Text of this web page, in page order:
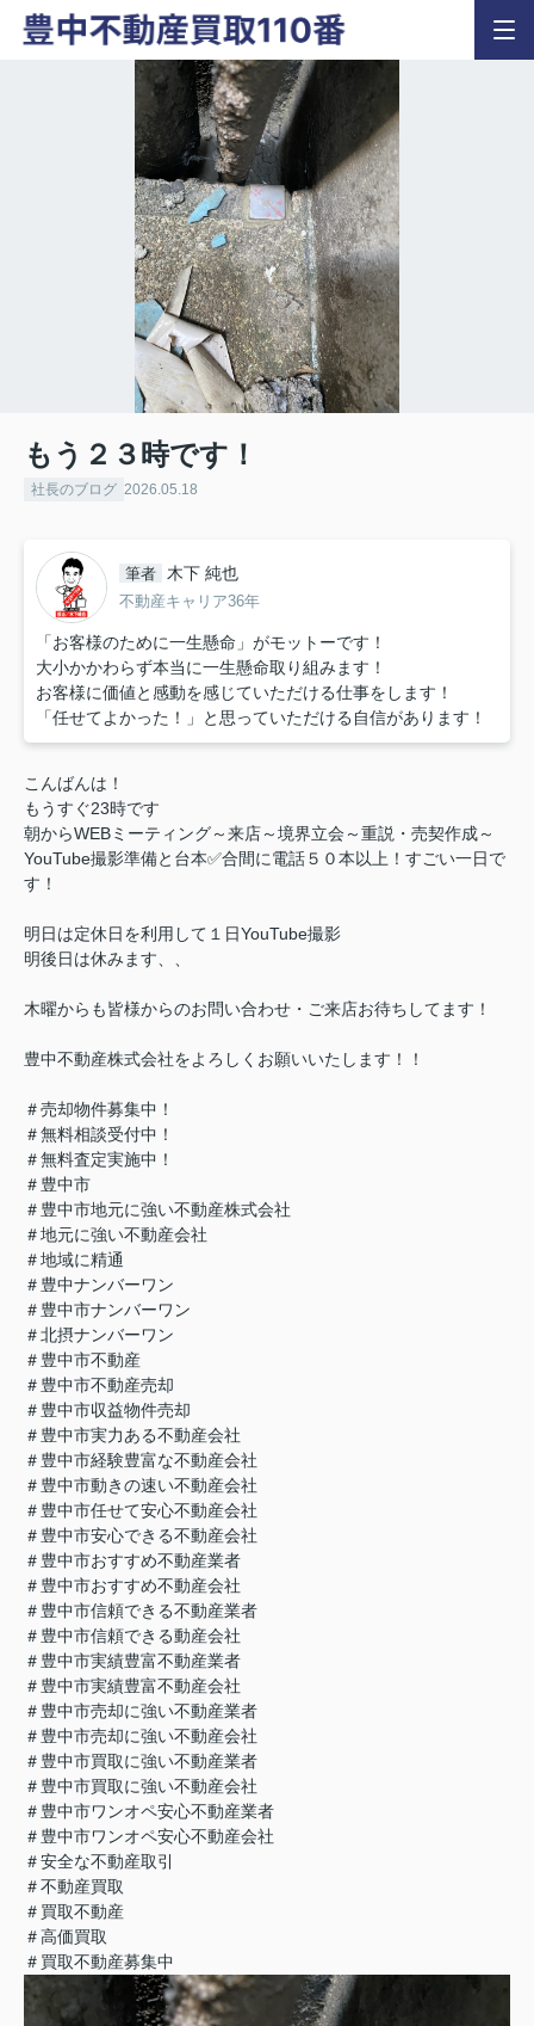
もう２３時です！
社長のブログ 2026.05.18
筆者 木下 純也
不動産キャリア36年
「お客様のために一生懸命」がモットーです！
大小かかわらず本当に一生懸命取り組みます！
お客様に価値と感動を感じていただける仕事をします！
「任せてよかった！」と思っていただける自信があります！
こんばんは！
もうすぐ23時です
朝からWEBミーティング～来店～境界立会～重説・売契作成～
YouTube撮影準備と台本✅合間に電話５０本以上！すごい一日で
す！
明日は定休日を利用して１日YouTube撮影
明後日は休みます、、
木曜からも皆様からのお問い合わせ・ご来店お待ちしてます！
豊中不動産株式会社をよろしくお願いいたします！！
＃売却物件募集中！
＃無料相談受付中！
＃無料査定実施中！
＃豊中市
＃豊中市地元に強い不動産株式会社
＃地元に強い不動産会社
＃地域に精通
＃豊中ナンバーワン
＃豊中市ナンバーワン
＃北摂ナンバーワン
＃豊中市不動産
＃豊中市不動産売却
＃豊中市収益物件売却
＃豊中市実力ある不動産会社
＃豊中市経験豊富な不動産会社
＃豊中市動きの速い不動産会社
＃豊中市任せて安心不動産会社
＃豊中市安心できる不動産会社
＃豊中市おすすめ不動産業者
＃豊中市おすすめ不動産会社
＃豊中市信頼できる不動産業者
＃豊中市信頼できる動産会社
＃豊中市実績豊富不動産業者
＃豊中市実績豊富不動産会社
＃豊中市売却に強い不動産業者
＃豊中市売却に強い不動産会社
＃豊中市買取に強い不動産業者
＃豊中市買取に強い不動産会社
＃豊中市ワンオペ安心不動産業者
＃豊中市ワンオペ安心不動産会社
＃安全な不動産取引
＃不動産買取
＃買取不動産
＃高価買取
＃買取不動産募集中